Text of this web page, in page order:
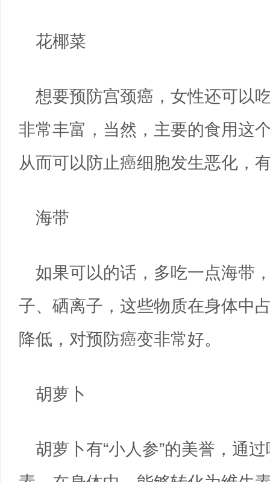
花椰菜
想要预防宫颈癌，女性还可以
非常丰富，当然，主要的食用这
从而可以防止癌细胞发生恶化，
海带
如果可以的话，多吃一点海带
子、硒离子，这些物质在身体中
降低，对预防癌变非常好。
胡萝卜
胡萝卜有“小人参”的美誉，通